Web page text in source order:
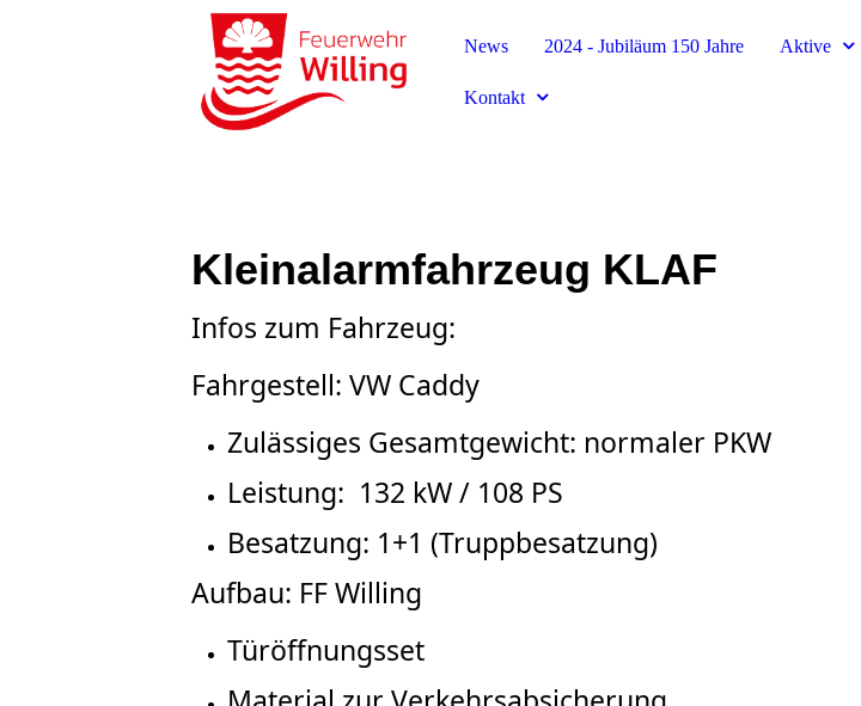
News 2024 - Jubiläum 150 Jahre Aktive
Kontakt
Kleinalarmfahrzeug KLAF
Infos zum Fahrzeug:
Fahrgestell: VW Caddy
Zulässiges Gesamtgewicht: normaler PKW
Leistung: 132 kW / 108 PS
Besatzung: 1+1 (Truppbesatzung)
Aufbau: FF Willing
Türöffnungsset